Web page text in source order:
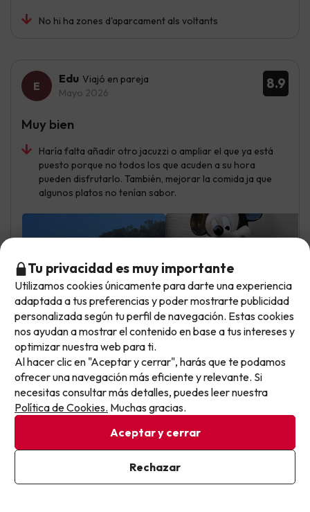
No hi ha zones d'aparcament als voltants
8.9
Edu Viajó en pareja
Mayo 2026
Haría falta añadir otro jacuzzi o ampliar el que ya está
puesto porque no todos los que acuden a su hora
pueden disfrutarlo. También, mejorar la comida ja que
algunos platos no tenían sabor.
Muy bien
8.9
Elisabeth Viajó en familia
Mayo 2026
La comida poca variedad
Muy bien
No llegas tarde: llegas al siguiente.
Este chollo ya ha caducado, pero cada día lanzamos
nuevas oportunidades para viajar mejor y pagar
menos.
Apúntate y que el próximo no se te escape.
Pon tu mejor e-mail
Ya estoy suscrito
Al suscribirte, confirmas haber leído y estar de acuerdo con la
Tu privacidad es muy importante
Utilizamos cookies únicamente para darte una experiencia
adaptada a tus preferencias y poder mostrarte publicidad
personalizada según tu perfil de navegación. Estas cookies
nos ayudan a mostrar el contenido en base a tus intereses y
optimizar nuestra web para ti.
Al hacer clic en "Aceptar y cerrar", harás que te podamos
ofrecer una navegación más eficiente y relevante. Si
necesitas consultar más detalles, puedes leer nuestra
Política de Cookies. Muchas gracias.
Aceptar y cerrar
Rechazar